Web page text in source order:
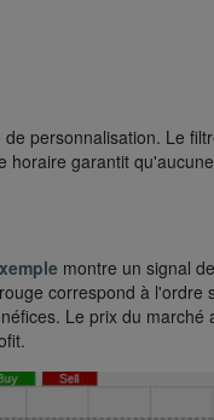
personnalisation. Le
horaire garantit
montre un signal
correspond à l'ordre
Le prix du marché